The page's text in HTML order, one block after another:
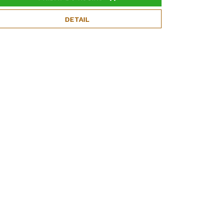
DETAIL